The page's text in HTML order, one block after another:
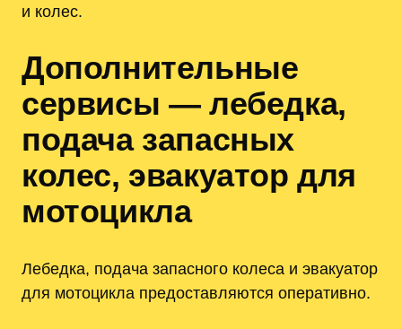
и колес.
Дополнительные
сервисы — лебедка,
подача запасных
колес, эвакуатор для
мотоцикла
Лебедка, подача запасного колеса и эвакуатор
для мотоцикла предоставляются оперативно.